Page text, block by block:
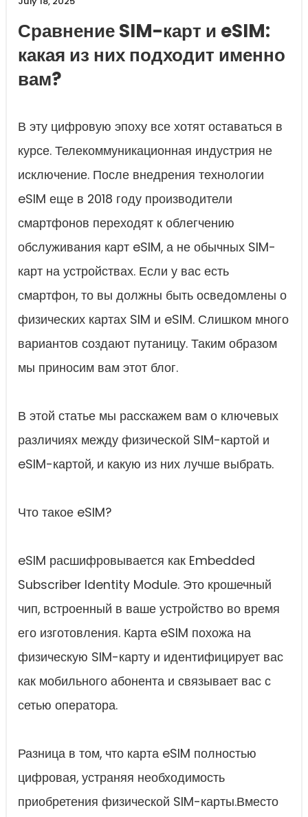
Сравнение SIM-карт и eSIM:
какая из них подходит именно
вам?
В эту цифровую эпоху все хотят оставаться в
курсе. Телекоммуникационная индустрия не
исключение. После внедрения технологии
eSIM еще в 2018 году производители
смартфонов переходят к облегчению
обслуживания карт eSIM, а не обычных SIM-
карт на устройствах. Если у вас есть
смартфон, то вы должны быть осведомлены о
физических картах SIM и eSIM. Слишком много
вариантов создают путаницу. Таким образом
мы приносим вам этот блог.
В этой статье мы расскажем вам о ключевых
различиях между физической SIM-картой и
eSIM-картой, и какую из них лучше выбрать.
Что такое eSIM?
eSIM расшифровывается как Embedded
Subscriber Identity Module. Это крошечный
чип, встроенный в ваше устройство во время
его изготовления. Карта eSIM похожа на
физическую SIM-карту и идентифицирует вас
как мобильного абонента и связывает вас с
сетью оператора.
Разница в том, что карта eSIM полностью
цифровая, устраняя необходимость
приобретения физической SIM-карты.Вместо